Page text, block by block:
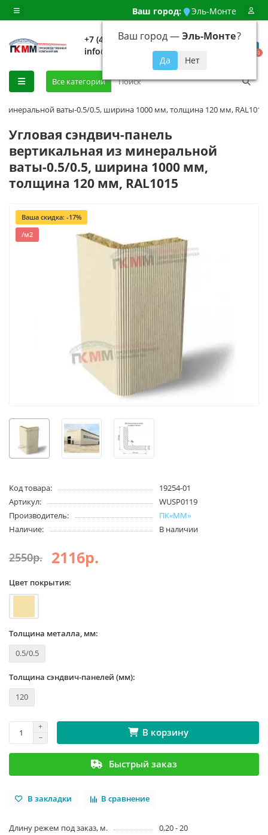
Ваш город: Эль-Монте
Ваш город —Эль-Монте?
+7 (499) 648-92-94
info@evroshtaketnikmoskva.ru
0
Все категории
минеральной ваты-0.5/0.5, ширина 1000 мм, толщина 120 мм, RAL1015
Угловая сэндвич-панель
вертикальная из минеральной
ваты-0.5/0.5, ширина 1000 мм,
толщина 120 мм, RAL1015
Ваша скидка: -17%
/м2
Код товара:
19254-01
Артикул:
WUSP0119
Производитель:
ПК«ММ»
Наличие:
В наличии
2550р. 2116р.
Цвет покрытия:
Толщина металла, мм:
0.5/0.5
Толщина сэндвич-панелей (мм):
120
В корзину
Быстрый заказ
В закладки В сравнение
Длину режем под заказ, м.
0,20 - 20